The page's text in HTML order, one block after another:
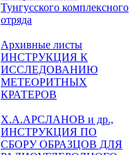
Тунгусского комплексного
отряда
Архивные листы
ИНСТРУКЦИЯ К
ИССЛЕДОВАНИЮ
МЕТЕОРИТНЫХ
КРАТЕРОВ
Х.А.АРСЛАНОВ и др.,
ИНСТРУКЦИЯ ПО
СБОРУ ОБРАЗЦОВ ДЛЯ